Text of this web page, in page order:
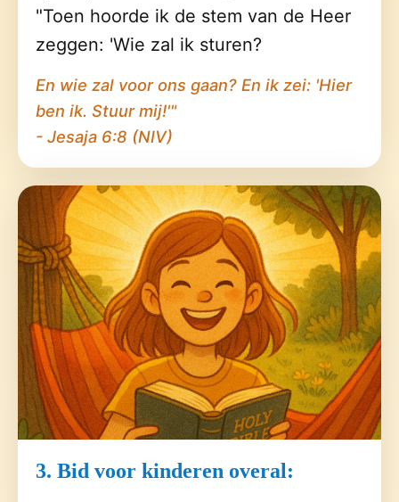
"Toen hoorde ik de stem van de Heer
zeggen: 'Wie zal ik sturen?
En wie zal voor ons gaan? En ik zei: 'Hier
ben ik. Stuur mij!'"
- Jesaja 6:8 (NIV)
3. Bid voor kinderen overal: